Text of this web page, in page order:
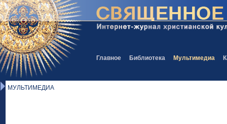
Главное Библиотека Мультимедиа
МУЛЬТИМЕДИА